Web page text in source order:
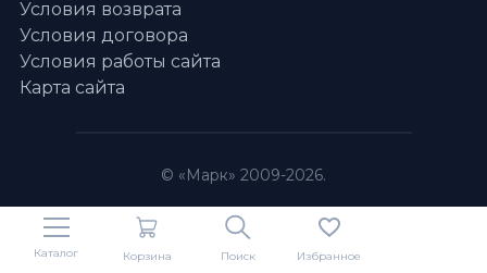
Каталог Корзина Поиск Избранное
Условия возврата
Условия договора
Условия работы сайта
Карта сайта
© «Марк» 2009-2026.